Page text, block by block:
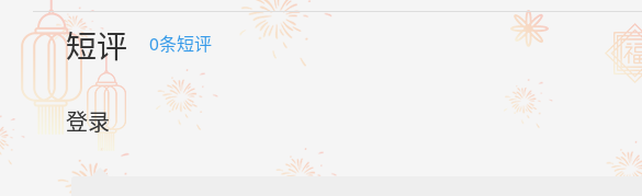
短评 0条短评
登录